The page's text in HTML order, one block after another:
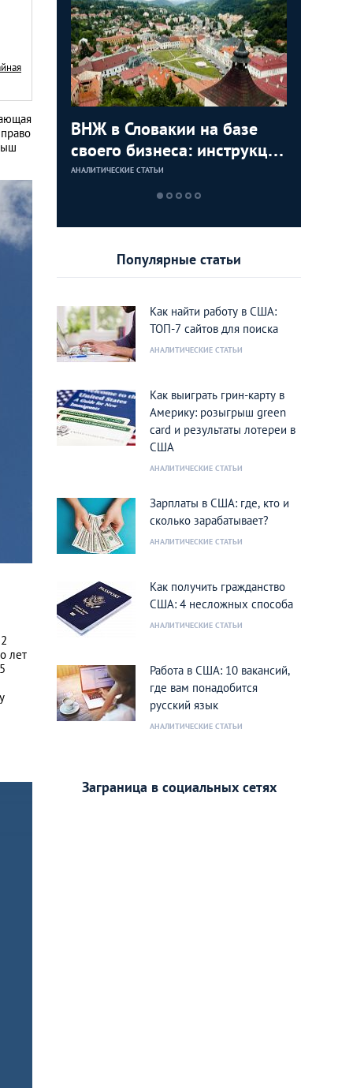
лет
ВНЖ в Словакии на базе
своего бизнеса: инструкция
для граждан СНГ
АНАЛИТИЧЕСКИЕ СТАТЬИ
в
для
Популярные статьи
Как найти работу в США:
ТОП-7 сайтов для поиска
АНАЛИТИЧЕСКИЕ СТАТЬИ
Как выиграть грин-карту в
Америку: розыгрыш green
card и результаты лотереи в
США
АНАЛИТИЧЕСКИЕ СТАТЬИ
Зарплаты в США: где, кто и
сколько зарабатывает?
АНАЛИТИЧЕСКИЕ СТАТЬИ
Как получить гражданство
США: 4 несложных способа
АНАЛИТИЧЕСКИЕ СТАТЬИ
Работа в США: 10 вакансий,
где вам понадобится
русский язык
АНАЛИТИЧЕСКИЕ СТАТЬИ
Заграница в социальных сетях